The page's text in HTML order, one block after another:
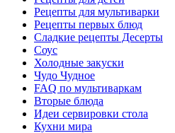
Рецепты для мультиварки
Рецепты первых блюд
Сладкие рецепты Десерты
Соус
Холодные закуски
Чудо Чудное
FAQ по мультиваркам
Вторые блюда
Идеи сервировки стола
Кухни мира